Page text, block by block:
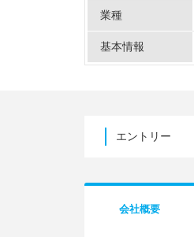
業種
基本情報
エントリー
会社概要